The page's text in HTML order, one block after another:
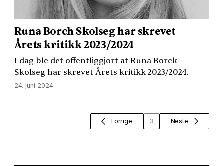
Runa Borch Skolseg har skrevet
Årets kritikk 2023/2024
I dag ble det offentliggjort at Runa Borck
Skolseg har skrevet Årets kritikk 2023/2024.
24. juni 2024
Forrige 3 Neste